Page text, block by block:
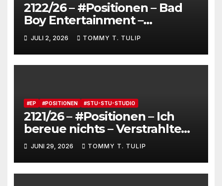
2122/26 – #Positionen – Bad
Boy Entertainment –
Fensterstürze, ungeheurer
Reichtum,
dienstverpflichtete
Claqueure und soziale
JULI 2, 2026 TOMMY T. TULIP
#EP #POSITIONEN #STU-STU-STUDIO
2121/26 – #Positionen – Ich
bereue nichts – Verstrahlte
Menschen, verstrahlte
Kommentare, verstrahltes
Gesamterlebnis auf Social
media
JUNI 29, 2026 TOMMY T. TULIP